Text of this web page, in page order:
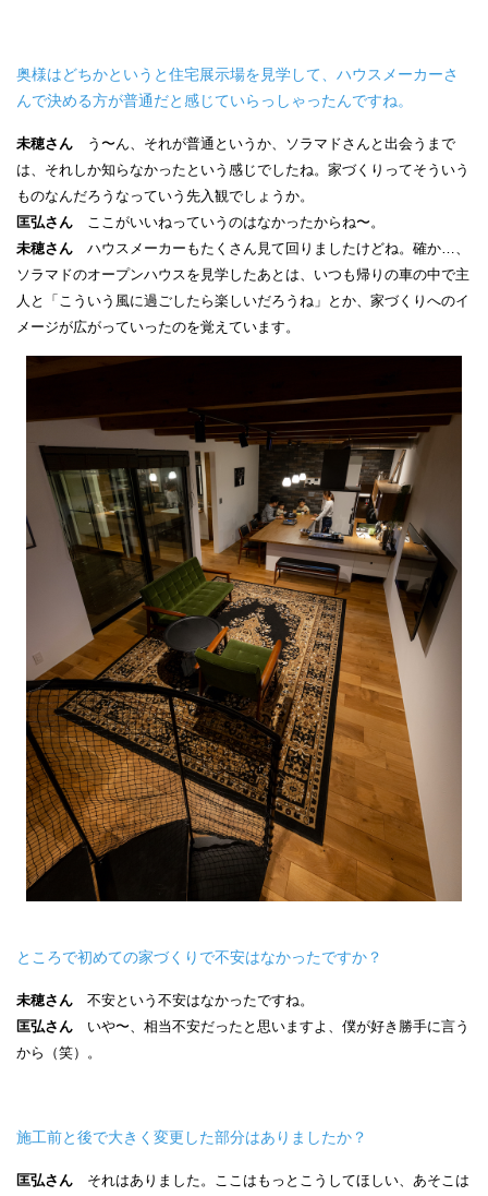
奥様はどちかというと住宅展示場を見学して、ハウスメーカーさ
んで決める方が普通だと感じていらっしゃったんですね。
未穂さん
う〜ん、それが普通というか、ソラマドさんと出会うまで
は、それしか知らなかったという感じでしたね。家づくりってそういう
ものなんだろうなっていう先入観でしょうか。
匡弘さん
ここがいいねっていうのはなかったからね〜。
未穂さん
ハウスメーカーもたくさん見て回りましたけどね。確か…、
ソラマドのオープンハウスを見学したあとは、いつも帰りの車の中で主
人と「こういう風に過ごしたら楽しいだろうね」とか、家づくりへのイ
メージが広がっていったのを覚えています。
ところで初めての家づくりで不安はなかったですか？
未穂さん
不安という不安はなかったですね。
匡弘さん
いや〜、相当不安だったと思いますよ、僕が好き勝手に言う
から（笑）。
施工前と後で大きく変更した部分はありましたか？
匡弘さん
それはありました。ここはもっとこうしてほしい、あそこは